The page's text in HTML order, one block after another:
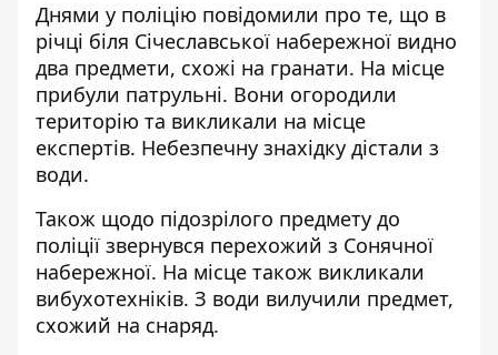
Днями у поліцію повідомили про те, що в
річці біля Січеславської набережної видно
два предмети, схожі на гранати. На місце
прибули патрульні. Вони огородили
територію та викликали на місце
експертів. Небезпечну знахідку дістали з
води.
Також щодо підозрілого предмету до
поліції звернувся перехожий з Сонячної
набережної. На місце також викликали
вибухотехніків. З води вилучили предмет,
схожий на снаряд.